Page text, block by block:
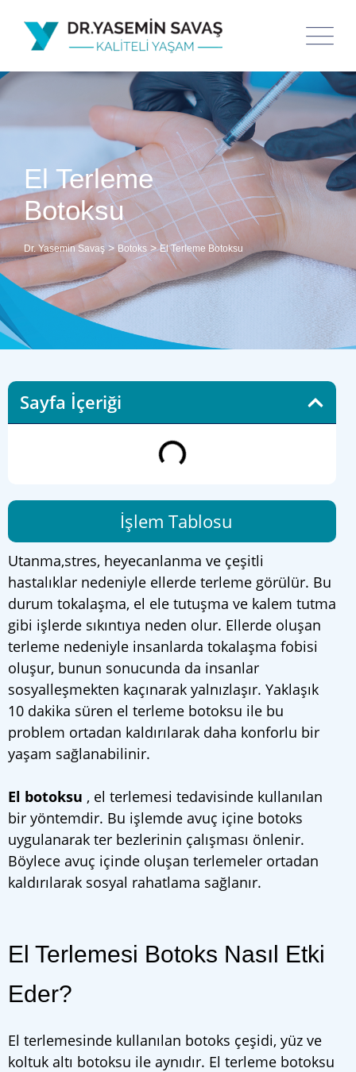
El Terleme
Botoksu
Dr. Yasemin Savaş>Botoks >El Terleme Botoksu
Sayfa İçeriği
İşlem Tablosu
Utanma,stres, heyecanlanma ve çeşitli
hastalıklar nedeniyle ellerde terleme görülür. Bu
durum tokalaşma, el ele tutuşma ve kalem tutma
gibi işlerde sıkıntıya neden olur. Ellerde oluşan
terleme nedeniyle insanlarda tokalaşma fobisi
oluşur, bunun sonucunda da insanlar
sosyalleşmekten kaçınarak yalnızlaşır. Yaklaşık
10 dakika süren el terleme botoksu ile bu
problem ortadan kaldırılarak daha konforlu bir
yaşam sağlanabilinir.
El botoksu , el terlemesi tedavisinde kullanılan
bir yöntemdir. Bu işlemde avuç içine botoks
uygulanarak ter bezlerinin çalışması önlenir.
Böylece avuç içinde oluşan terlemeler ortadan
kaldırılarak sosyal rahatlama sağlanır.
El Terlemesi Botoks Nasıl Etki
Eder?
El terlemesinde kullanılan botoks çeşidi, yüz ve
koltuk altı botoksu ile aynıdır. El terleme botoksu